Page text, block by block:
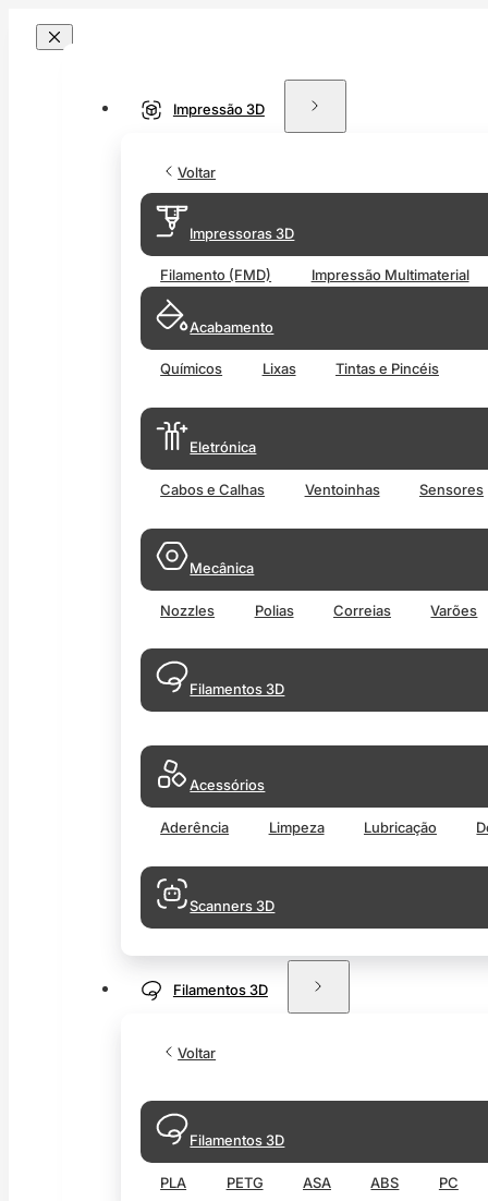
Impressão 3D
Voltar
Impressoras 3D
Filamento (FMD) Impressão Multimaterial
Acabamento
Químicos Lixas Tintas e Pincéis
Eletrónica
Cabos e Calhas Ventoinhas Sensores
Mecânica
Nozzles Polias Correias Varões
Filamentos 3D
Acessórios
Aderência Limpeza Lubricação
Scanners 3D
Filamentos 3D
Voltar
Filamentos 3D
PLA PETG ASA ABS PC